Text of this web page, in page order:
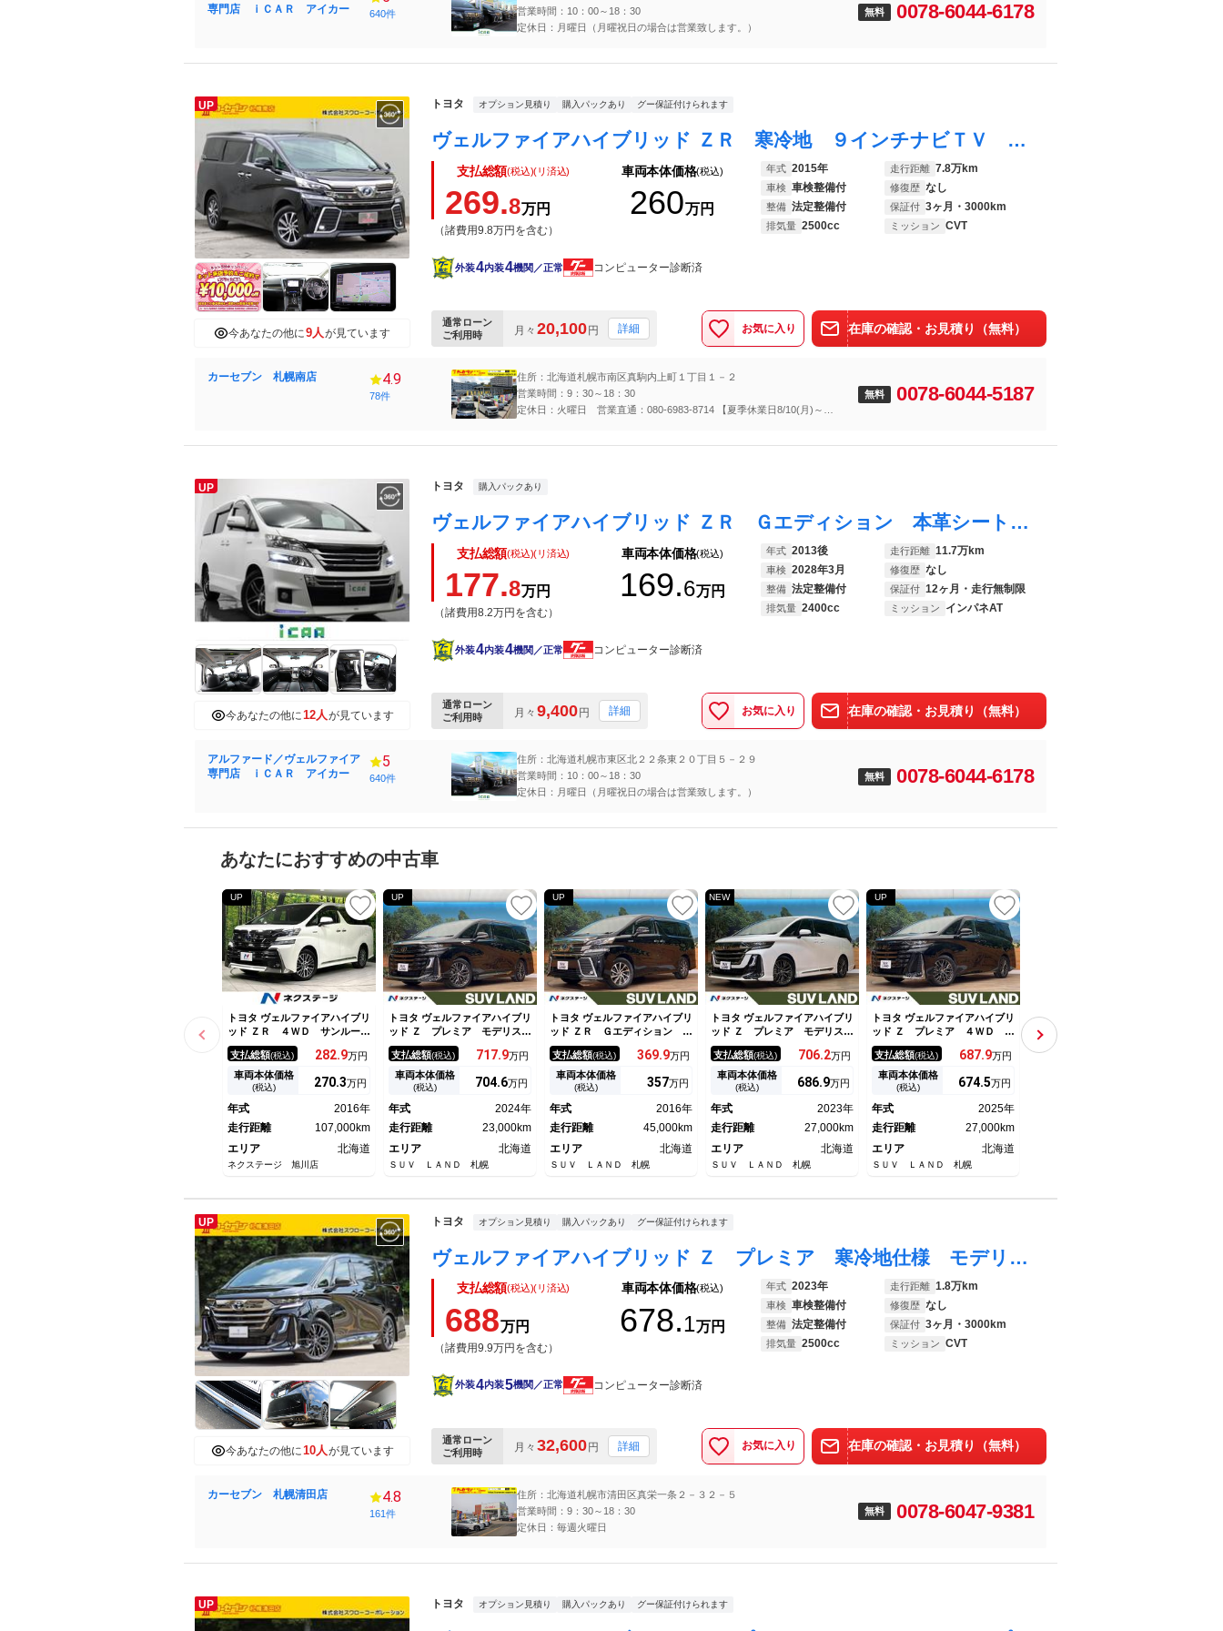
専門店 ｉＣＡＲ アイカー
640件
営業時間：10：00～18：30
定休日：月曜日（月曜祝日の場合は営業致します。）
無料 0078-6044-6178
UP
今あなたの他に9人が見ています
トヨタ オプション見積り 購入パックあり グー保証付けられます
ヴェルファイアハイブリッド ＺＲ 寒冷地 ９インチナビＴＶ 全周囲カメラ フリップダウンモニター 両側パワスラ パワーシート ハーフレザー クルーズコントロール ＥＴＣ プッシュスタート バックソナー ＬＥＤフォグランプ 本州仕入れ
支払総額(税込)(リ済込)
269.8万円
（諸費用9.8万円を含む）
車両本体価格(税込)
260万円
年式 2015年 走行距離 7.8万km
車検 車検整備付 修復歴 なし
整備 法定整備付 保証付 3ヶ月・3000km
排気量 2500cc ミッション CVT
外装4内装4機関／正常 コンピューター診断済
通常ローン
ご利用時
月々 20,100円 詳細 お気に入り 在庫の確認・お見積り（無料）
カーセブン 札幌南店 4.9
78件
住所：北海道札幌市南区真駒内上町１丁目１－２
営業時間：9：30～18：30
定休日：火曜日 営業直通：080-6983-8714 【夏季休業日8/10(月)～
無料 0078-6044-5187
UP
今あなたの他に12人が見ています
トヨタ 購入パックあり
ヴェルファイアハイブリッド ＺＲ Ｇエディション 本革シート ツインムーンルーフ 全方位カメラ プレミアムサウンドシステム 純正８型ＨＤＤナビ ９型後席モニター パワーバックドア 両側パワースライドドア シートヒーター モデリスタエアロツアラーキット
支払総額(税込)(リ済込)
177.8万円
（諸費用8.2万円を含む）
車両本体価格(税込)
169.6万円
年式 2013後 走行距離 11.7万km
車検 2028年3月 修復歴 なし
整備 法定整備付 保証付 12ヶ月・走行無制限
排気量 2400cc ミッション インパネAT
外装4内装4機関／正常 コンピューター診断済
通常ローン
ご利用時
月々 9,400円 詳細 お気に入り 在庫の確認・お見積り（無料）
アルファード／ヴェルファイア
専門店 ｉＣＡＲ アイカー
5
640件
住所：北海道札幌市東区北２２条東２０丁目５－２９
営業時間：10：00～18：30
定休日：月曜日（月曜祝日の場合は営業致します。）
無料 0078-6044-6178
あなたにおすすめの中古車
UP
トヨタ ヴェルファイアハイブリ
ッド ＺＲ ４ＷＤ サンルー
フ 両側電動ドア ＪＢＬ付純
正ナビ 後席モニター 全周囲
カメラ １００Ｖ電源 衝突軽
減 禁煙車 電動リアゲート
ルーズ コーナーセンサー Ｌ
ＥＤヘッド
支払総額(税込) 282.9万円
車両本体価格
(税込) 270.3万円
年式
2016年
走行距離
107,000km
エリア
北海道
ネクステージ 旭川店
UP
トヨタ ヴェルファイアハイブリ
ッド Ｚ プレミア モデリスタ
エアロ ガラスルーフ 後席モ
ニター ユニバーサルステッ
プ 全周囲カメラ １４型ディ
スプレイオーディオ ブライン
インナーミラー 茶革シート
シートベンチレーション
支払総額(税込) 717.9万円
車両本体価格
(税込) 704.6万円
年式
2024年
走行距離
23,000km
エリア
北海道
ＳＵＶ ＬＡＮＤ 札幌
UP
トヨタ ヴェルファイアハイブリ
ッド ＺＲ Ｇエディション ４
ＷＤ サンルーフ ＪＢＬサウ
ンド 後席モニター 全周囲カ
メラ ９型純正ナビ パワーバ
ックドア メモリー付きパワー
ライト シートヒーター ステ
アリングヒーター ＥＴＣ
支払総額(税込) 369.9万円
車両本体価格
(税込) 357万円
年式
2016年
走行距離
45,000km
エリア
北海道
ＳＵＶ ＬＡＮＤ 札幌
NEW
トヨタ ヴェルファイアハイブリ
ッド Ｚ プレミア モデリスタ
エアロ 寒冷地仕様 後席モニ
ター ムーンルーフ ユニバー
サルステップ 全周囲カメラ
１４型ディスプレイオーディ
ズ デジタルインナーミラー
シートベンチレーション
支払総額(税込) 706.2万円
車両本体価格
(税込) 686.9万円
年式
2023年
走行距離
27,000km
エリア
北海道
ＳＵＶ ＬＡＮＤ 札幌
UP
トヨタ ヴェルファイアハイブリ
ッド Ｚ プレミア ４ＷＤ フ
リップダウンモニター 左右独
立ムーンルーフ 純正１４イン
チナビ 全周囲カメラ シート
ベンチレーション ブラインド
ンナーミラー ＬＥＤヘッドラ
イト
支払総額(税込) 687.9万円
車両本体価格
(税込) 674.5万円
年式
2025年
走行距離
27,000km
エリア
北海道
ＳＵＶ ＬＡＮＤ 札幌
トヨタ ヴェルファイアハイブリ
ッド ＺＲ Ｇエディション 本
州仕入れ フリップダモニタ
支払総額
UP
今あなたの他に 10人 が見ています
トヨタ オプション見積り 購入パックあり グー保証付けられます
ヴェルファイアハイブリッド Ｚ プレミア 寒冷地仕様 モデリスタフルエアロ＆スポーツマフラー モデリスタフロントメッキグリル シグネチャーイルミブレード サンセットブラウンナッパ革シート １４インチディスプレイオーディオナビＴＶ 全方位カメラ
支払総額(税込)(リ済込)
688万円
（諸費用9.9万円を含む）
車両本体価格(税込)
678.1万円
年式 2023年 走行距離 1.8万km
車検 車検整備付 修復歴 なし
整備 法定整備付 保証付 3ヶ月・3000km
排気量 2500cc ミッション CVT
外装4内装5機関／正常 コンピューター診断済
通常ローン
ご利用時
月々 32,600 円 詳細 お気に入り 在庫の確認・お見積り（無料）
カーセブン 札幌清田店 4.8
161件
住所：北海道札幌市清田区真栄一条２－３２－５
営業時間：9：30～18：30
定休日：毎週火曜日
無料 0078-6047-9381
UP トヨタ オプション見積り 購入パックあり グー保証付けられます